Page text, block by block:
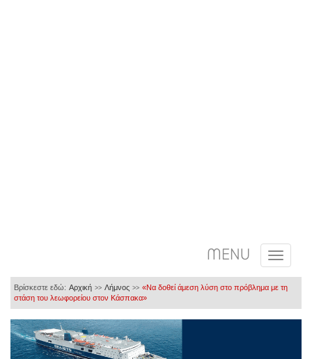
MENU
Βρίσκεστε εδώ: Αρχική >> Λήμνος >> «Να δοθεί άμεση λύση στο πρόβλημα με τη
στάση του λεωφορείου στον Κάσπακα»